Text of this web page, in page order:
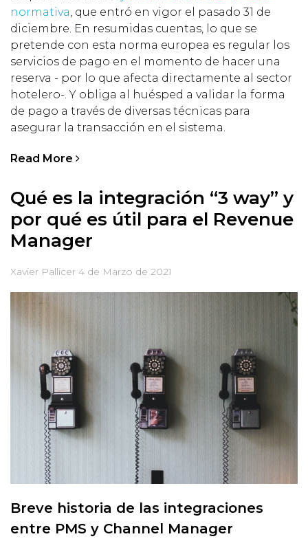
normativa, que entró en vigor el pasado 31 de
diciembre. En resumidas cuentas, lo que se
pretende con esta norma europea es regular los
servicios de pago en el momento de hacer una
reserva - por lo que afecta directamente al sector
hotelero-. Y obliga al huésped a validar la forma
de pago a través de diversas técnicas para
asegurar la transacción en el sistema.
Read More
Qué es la integración “3 way” y
por qué es útil para el Revenue
Manager
Xavier Pallicer 4 de Marzo de 2021
Breve historia de las integraciones
entre PMS y Channel Manager